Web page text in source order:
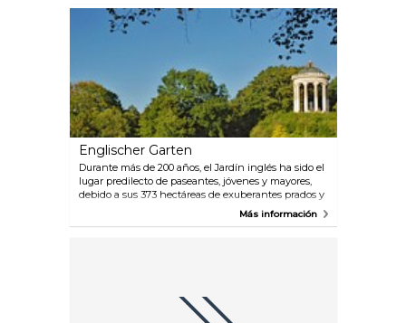
Englischer Garten
Durante más de 200 años, el Jardín inglés ha sido el
lugar predilecto de paseantes, jóvenes y mayores,
debido a sus 373 hectáreas de exuberantes prados y
sus invitadores Biergartens. Este paraíso del ocio se
Más información